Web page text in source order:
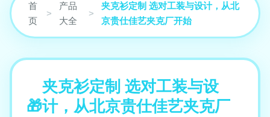
首
页
>
产品
大全
>
夹克衫定制 选对工装与设计，从北
京贵仕佳艺夹克厂开始
夹克衫定制 选对工装与设
计，从北京贵仕佳艺夹克厂